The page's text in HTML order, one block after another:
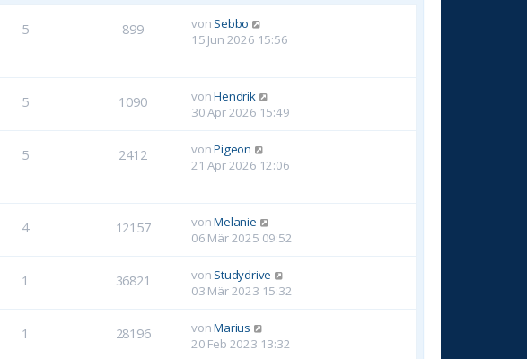
5 899 von Sebbo
15 Jun 2026 15:56
5 1090 vonHendrik
30 Apr 2026 15:49
5 2412 vonPigeon
21 Apr 2026 12:06
4 12157 vonMelanie
06 Mär 2025 09:52
1 36821 von Studydrive
03 Mär 2023 15:32
1 28196 vonMarius
20 Feb 2023 13:32